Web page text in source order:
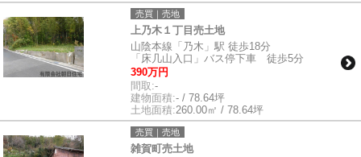
売買｜売地
上乃木１丁目売土地
山陰本線「乃木」駅 徒歩18分
「床几山入口」バス停下車 徒歩5分
390万円
間取:-
建物面積:- / 78.64坪
土地面積:260.00㎡ / 78.64坪
売買｜売地
雑賀町売土地